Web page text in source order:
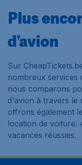
Plus
d’avion
Sur
nombreux services
nous comparons
d'avion à travers le
offrons également
location de voiture.
vacances réussies.